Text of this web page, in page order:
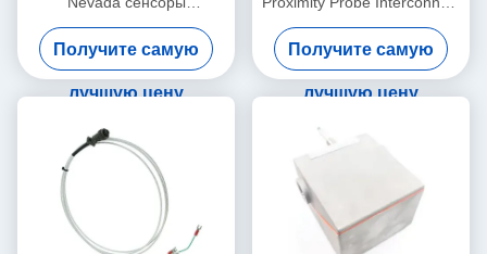
соединительный кабель
Получите самую
лучшую цену
Cable с броней -15 - C
Получите самую
лучшую цену